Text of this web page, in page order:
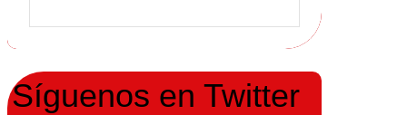
Síguenos en Twitter